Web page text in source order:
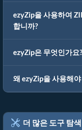
ezyZip을 사용하여
합니까?
ezyZip은 무엇인가요?
왜 ezyZip을 사용해
더 많은 도구 탐색